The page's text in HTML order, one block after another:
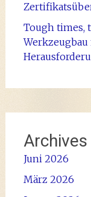
Tough times,
Archives
Juni 2026
März 2026